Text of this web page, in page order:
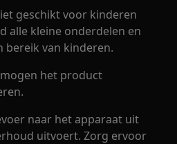
geschikt voor kinderen
alle kleine onderdelen en
bereik van kinderen.
het product
naar het apparaat uit
uitvoert. Zorg ervoor